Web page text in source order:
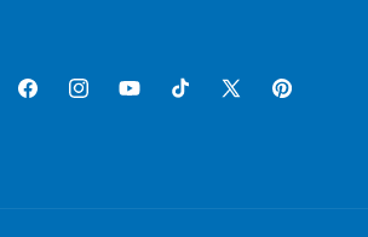
FacebookInstagram
YouTubeTikTokX (Twitter)
Pinterest